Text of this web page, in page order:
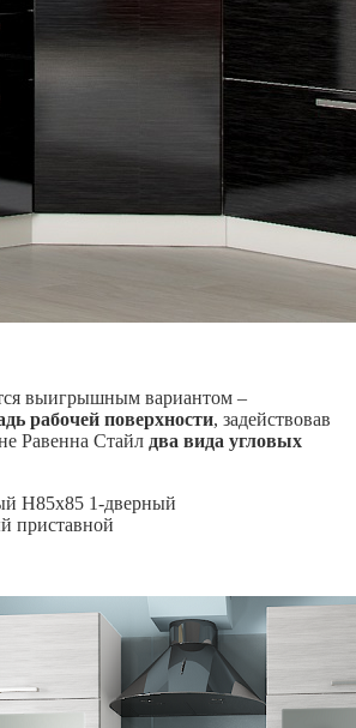
выигрышным вариантом –
рабочей поверхности, задействовав
Равенна Стайл два вида угловых
Н85х85 1-дверный
приставной